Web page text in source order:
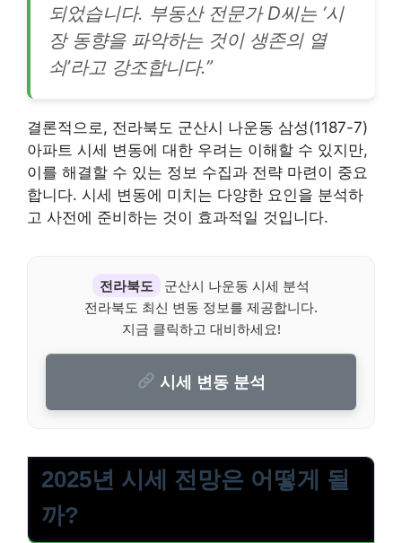
되었습니다. 부동산 전문가 D씨는 ‘시
장 동향을 파악하는 것이 생존의 열
쇠’라고 강조합니다.”
결론적으로, 전라북도 군산시 나운동 삼성(1187-7)
아파트 시세 변동에 대한 우려는 이해할 수 있지만,
이를 해결할 수 있는 정보 수집과 전략 마련이 중요
합니다. 시세 변동에 미치는 다양한 요인을 분석하
고 사전에 준비하는 것이 효과적일 것입니다.
전라북도
군산시 나운동 시세 분석
전라북도 최신 변동 정보를 제공합니다.
지금 클릭하고 대비하세요!
시세 변동 분석
2025년 시세 전망은 어떻게 될
까?